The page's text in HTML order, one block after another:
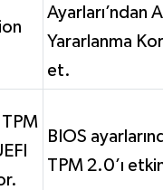
Ayarları’ndan
Yararlanma
et.
BIOS
TPM 2.0’ı